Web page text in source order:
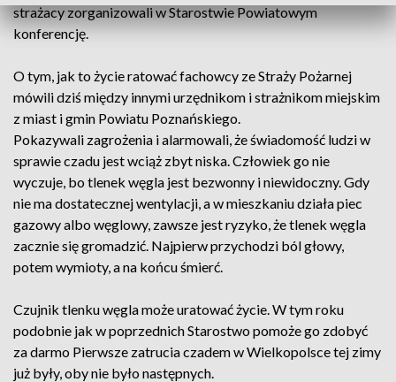
strażacy zorganizowali w Starostwie Powiatowym
konferencję.
O tym, jak to życie ratować fachowcy ze Straży Pożarnej
mówili dziś między innymi urzędnikom i strażnikom miejskim
z miast i gmin Powiatu Poznańskiego.
Pokazywali zagrożenia i alarmowali, że świadomość ludzi w
sprawie czadu jest wciąż zbyt niska. Człowiek go nie
wyczuje, bo tlenek węgla jest bezwonny i niewidoczny. Gdy
nie ma dostatecznej wentylacji, a w mieszkaniu działa piec
gazowy albo węglowy, zawsze jest ryzyko, że tlenek węgla
zacznie się gromadzić. Najpierw przychodzi ból głowy,
potem wymioty, a na końcu śmierć.
Czujnik tlenku węgla może uratować życie. W tym roku
podobnie jak w poprzednich Starostwo pomoże go zdobyć
za darmo Pierwsze zatrucia czadem w Wielkopolsce tej zimy
już były, oby nie było następnych.